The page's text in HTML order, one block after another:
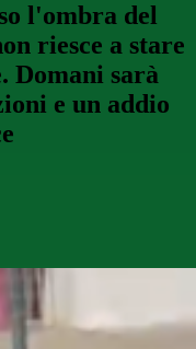
l'ombra del
riesce a stare
Domani sarà
e un addio